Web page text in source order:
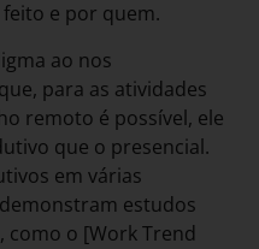
e por quem.
ao nos
para as atividades
remoto é possível, ele
que o presencial.
em várias
estudos
como o [Work Trend